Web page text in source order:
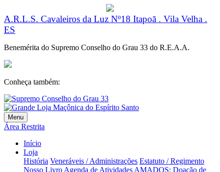
A.R.L.S. Cavaleiros da Luz Nº18 Itapoã . Vila Velha .
ES
Benemérita do Supremo Conselho do Grau 33 do R.E.A.A.
Conheça também:
Menu
Área Restrita
Início
Loja
História Veneráveis / Administrações Estatuto / Regimento
Nosso Livro Agenda de Atividades AMADOS: Doação de